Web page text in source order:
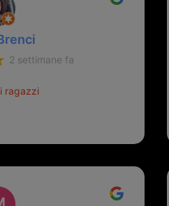
2 settimane fa
ragazzi